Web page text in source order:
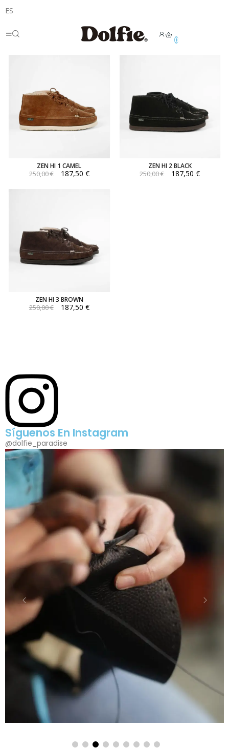
ES
0
ZEN HI 1 CAMEL
250,00 € 187,50 €
ZEN HI 2 BLACK
250,00 € 187,50 €
ZEN HI 3 BROWN
250,00 € 187,50 €
Síguenos En Instagram
@dolfie_paradise